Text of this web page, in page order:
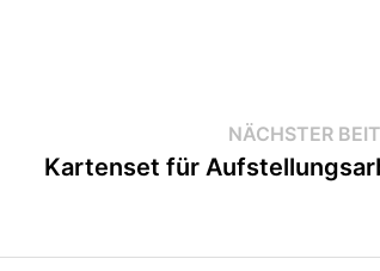
NÄCHSTER
Kartenset für